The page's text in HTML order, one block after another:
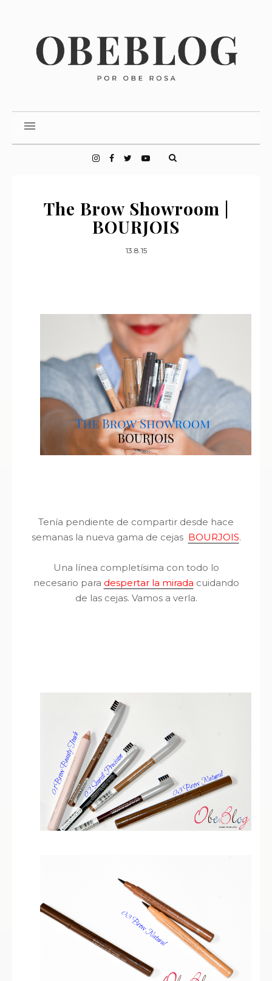
The Brow Showroom |
BOURJOIS
13.8.15
Tenía pendiente de compartir desde hace
semanas la nueva gama de cejas BOURJOIS.
Una línea completísima con todo lo
necesario para despertar la mirada cuidando
de las cejas. Vamos a verla.